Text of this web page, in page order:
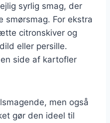
syrlig smag, der
smørsmag. For ekstra
citronskiver og
eller persille.
side af kartofler
men også
gør den ideel til